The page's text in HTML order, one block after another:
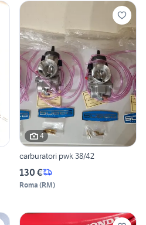
4
carburatori pwk 38/42
130 €
Roma (RM)